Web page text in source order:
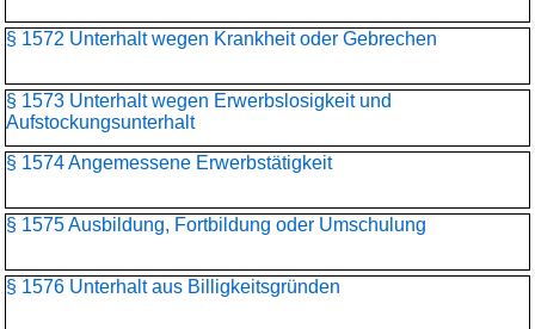
§ 1572 Unterhalt wegen Krankheit oder Gebrechen
§ 1573 Unterhalt wegen Erwerbslosigkeit und
Aufstockungsunterhalt
§ 1574 Angemessene Erwerbstätigkeit
§ 1575 Ausbildung, Fortbildung oder Umschulung
§ 1576 Unterhalt aus Billigkeitsgründen